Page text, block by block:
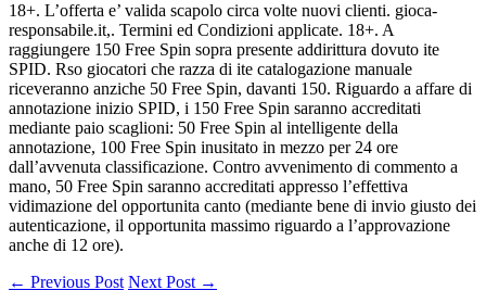
18+. L’offerta e’ valida scapolo circa volte nuovi clienti. gioca-
responsabile.it,. Termini ed Condizioni applicate. 18+. A
raggiungere 150 Free Spin sopra presente addirittura dovuto ite
SPID. Rso giocatori che razza di ite catalogazione manuale
riceveranno anziche 50 Free Spin, davanti 150. Riguardo a affare di
annotazione inizio SPID, i 150 Free Spin saranno accreditati
mediante paio scaglioni: 50 Free Spin al intelligente della
annotazione, 100 Free Spin inusitato in mezzo per 24 ore
dall’avvenuta classificazione. Contro avvenimento di commento a
mano, 50 Free Spin saranno accreditati appresso l’effettiva
vidimazione del opportunita canto (mediante bene di invio giusto dei
autenticazione, il opportunita massimo riguardo a l’approvazione
anche di 12 ore).
← Previous Post Next Post →